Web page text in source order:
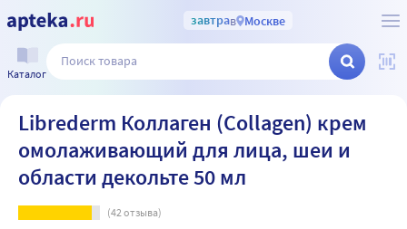
завтрав Москве
Каталог
Librederm Коллаген (Collagen) крем
омолаживающий для лица, шеи и
области декольте 50 мл
(42отзыва)